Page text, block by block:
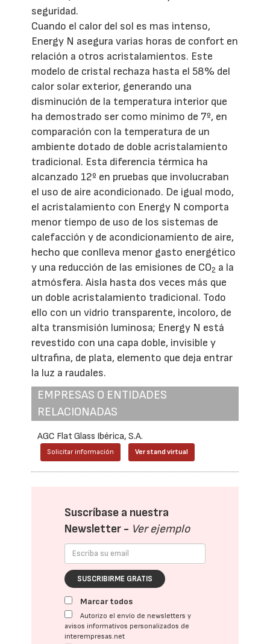
seguridad.
Cuando el calor del sol es mas intenso,
Energy N asegura varias horas de confort en
relación a otros acristalamientos. Este
modelo de cristal rechaza hasta el 58% del
calor solar exterior, generando una
disminución de la temperatura interior que
ha demostrado ser como mínimo de 7º, en
comparación con la temperatura de un
ambiente dotado de doble acristalamiento
tradicional. Esta diferencia térmica ha
alcanzado 12º en pruebas que involucraban
el uso de aire acondicionado. De igual modo,
el acristalamiento con Energy N comporta
menor tiempo de uso de los sistemas de
calefacción y de acondicionamiento de aire,
hecho que conlleva menor gasto energético
y una reducción de las emisiones de CO2 a la
atmósfera. Aisla hasta dos veces más que
un doble acristalamiento tradicional. Todo
ello con un vidrio transparente, incoloro, de
alta transmisión luminosa; Energy N está
revestido con una capa doble, invisible y
ultrafina, de plata, elemento que deja entrar
la luz a raudales.
EMPRESAS O ENTIDADES
RELACIONADAS
AGC Flat Glass Ibérica, S.A.
Solicitar información Ver stand virtual
Suscríbase a nuestra
Newsletter - Ver ejemplo
SUSCRIBIRME GRATIS
Marcar todos
Autorizo el envío de newsletters y
avisos informativos personalizados de
interempresas.net